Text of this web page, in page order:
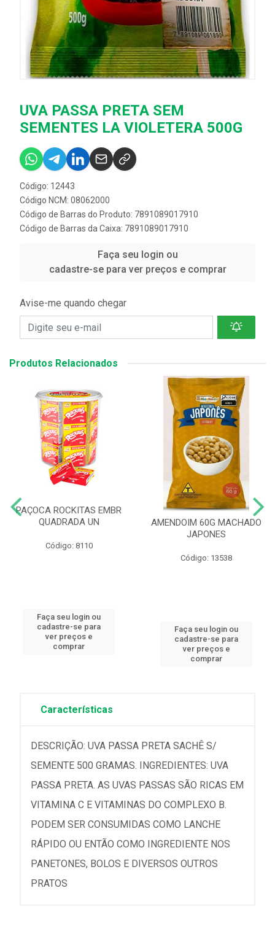
UVA PASSA PRETA SEM
SEMENTES LA VIOLETERA 500G
Código: 12443
Código NCM: 08062000
Código de Barras do Produto: 7891089017910
Código de Barras da Caixa: 7891089017910
Faça seu login ou
cadastre-se para ver preços e comprar
Avise-me quando chegar
Produtos Relacionados
PAÇOCA ROCKITAS EMBR
QUADRADA UN
Código: 8110
Faça seu login ou
cadastre-se para
ver preços e
comprar
AMENDOIM 60G MACHADO
JAPONES
Código: 13538
Faça seu login ou
cadastre-se para
ver preços e
comprar
Características
DESCRIÇÃO: UVA PASSA PRETA SACHÊ S/
SEMENTE 500 GRAMAS. INGREDIENTES: UVA
PASSA PRETA. AS UVAS PASSAS SÃO RICAS EM
VITAMINA C E VITAMINAS DO COMPLEXO B.
PODEM SER CONSUMIDAS COMO LANCHE
RÁPIDO OU ENTÃO COMO INGREDIENTE NOS
PANETONES, BOLOS E DIVERSOS OUTROS
PRATOS